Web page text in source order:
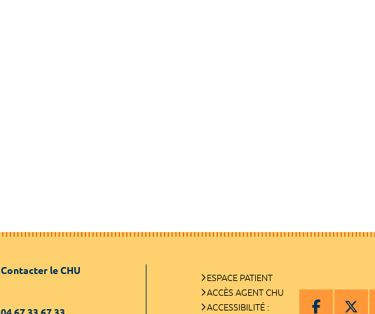
Contacter le CHU
ESPACE PATIENT
ACCÈS AGENT CHU
ACCESSIBILITÉ :